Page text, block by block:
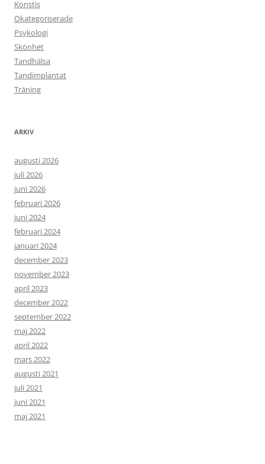
Konstis
Okategoriserade
Psykologi
Skönhet
Tandhälsa
Tandimplantat
Träning
ARKIV
augusti 2026
juli 2026
juni 2026
februari 2026
juni 2024
februari 2024
januari 2024
december 2023
november 2023
april 2023
december 2022
september 2022
maj 2022
april 2022
mars 2022
augusti 2021
juli 2021
juni 2021
maj 2021